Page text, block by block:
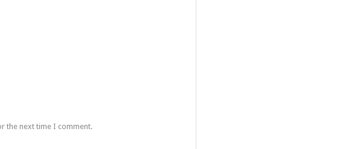
the next time I comment.